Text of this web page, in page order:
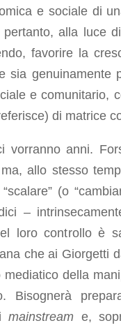
e sociale di
alla luce
favorire la
sia genuinamente
e comunitario,
di matrice
vorranno anni.
allo stesso
(o
–
loro controllo è
che ai Giorgetti
della
Bisognerà
mainstream e,